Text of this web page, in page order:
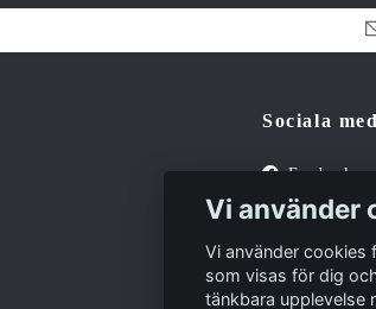
Sociala
Facebook
Tiktok
Vi använder
Vi använder cookies
som visas för dig
tänkbara upplevelse